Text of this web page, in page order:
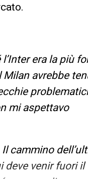
era la più
avrebbe
mi aspettavo
cammino
deve venir fuori il